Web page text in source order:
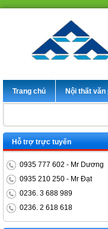
Trang chủ Nội thất văn
Hỗ trợ trực tuyến
0935 777 602 - Mr Dương
0935 210 250 - Mr Đạt
0236. 3 688 989
0236. 2 618 618
Bàn trưởng phòng
ET1400D